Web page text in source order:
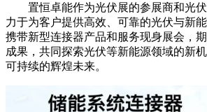
置恒卓能作为光伏展的参展商和光伏
力于为客户提供高效、可靠的光伏与新
携带新型连接器产品和服务现身展会，
成果，共同探索光伏等新能源领域的新
可持续的辉煌未来。